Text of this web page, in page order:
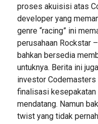
proses akuisisi atas
developer yang
genre “racing” ini
perusahaan Rockstar
bahkan bersedia
untuknya. Berita ini
investor Codemasters
finalisasi
mendatang. Namun
twist yang tidak